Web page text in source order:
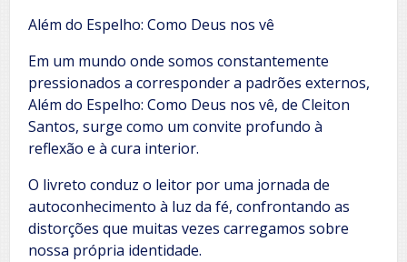
Além do Espelho: Como Deus nos vê
Em um mundo onde somos constantemente
pressionados a corresponder a padrões externos,
Além do Espelho: Como Deus nos vê, de Cleiton
Santos, surge como um convite profundo à
reflexão e à cura interior.
O livreto conduz o leitor por uma jornada de
autoconhecimento à luz da fé, confrontando as
distorções que muitas vezes carregamos sobre
nossa própria identidade.